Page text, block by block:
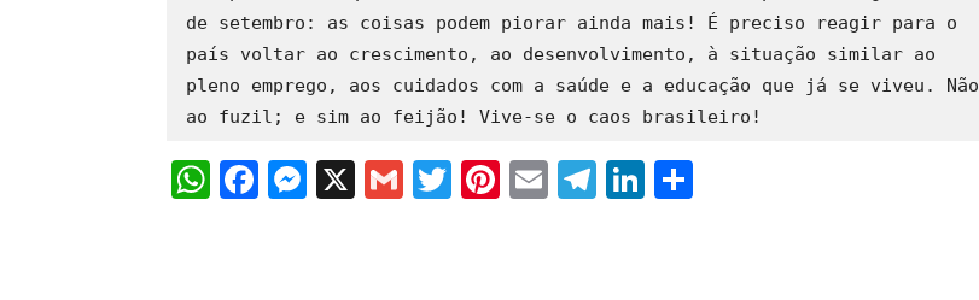
de setembro: as coisas podem piorar ainda mais! É preciso reagir para o
país voltar ao crescimento, ao desenvolvimento, à situação similar ao
pleno emprego, aos cuidados com a saúde e a educação que já se viveu. Não
ao fuzil; e sim ao feijão! Vive-se o caos brasileiro!
WhatsApp
Facebook
Messenger
X GmailTwitter
Pinterest
EmailTelegram
LinkedIn